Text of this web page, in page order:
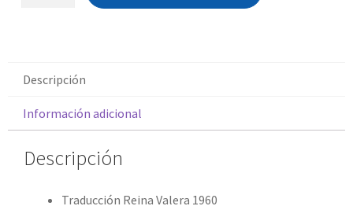
Descripción
Información adicional
Descripción
Traducción Reina Valera 1960